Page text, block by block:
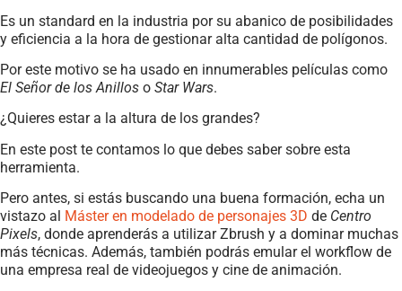
Es un standard en la industria por su abanico de posibilidades
y eficiencia a la hora de gestionar alta cantidad de polígonos.
Por este motivo se ha usado en innumerables películas como
El Señor de los Anillos o Star Wars.
¿Quieres estar a la altura de los grandes?
En este post te contamos lo que debes saber sobre esta
herramienta.
Pero antes, si estás buscando una buena formación, echa un
vistazo al Máster en modelado de personajes 3D de Centro
Pixels, donde aprenderás a utilizar Zbrush y a dominar muchas
más técnicas. Además, también podrás emular el workflow de
una empresa real de videojuegos y cine de animación.